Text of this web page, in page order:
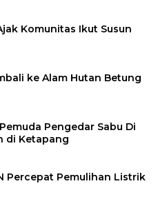
Komunitas Ikut Susun
ke Alam Hutan Betung
Pengedar Sabu Di
di Ketapang
Percepat Pemulihan Listrik